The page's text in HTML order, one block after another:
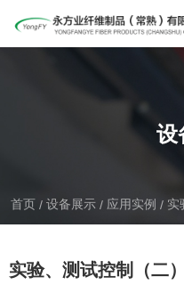
设
首页 / 设备展示 / 应用实例 / 实
实验、测试控制（二）